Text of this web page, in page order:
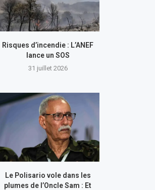
Risques d’incendie : L’ANEF
lance un SOS
31 juillet 2026
Le Polisario vole dans les
plumes de l’Oncle Sam : Et